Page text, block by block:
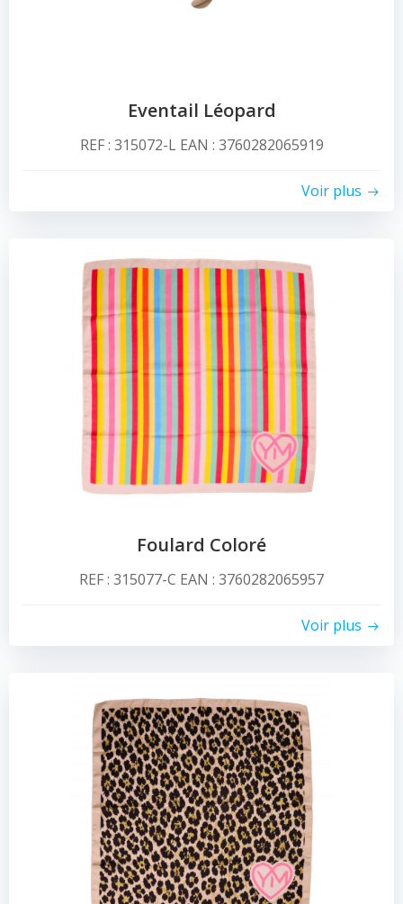
Eventail Léopard
REF : 315072-L EAN : 3760282065919
Voir plus
Foulard Coloré
REF : 315077-C EAN : 3760282065957
Voir plus